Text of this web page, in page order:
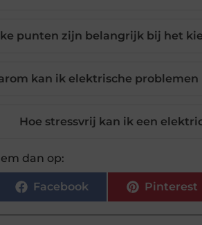
punten zijn belangrijk bij het
kan ik elektrische problemen
Hoe stressvrij kan ik een
dan op:
Facebook Pinterest